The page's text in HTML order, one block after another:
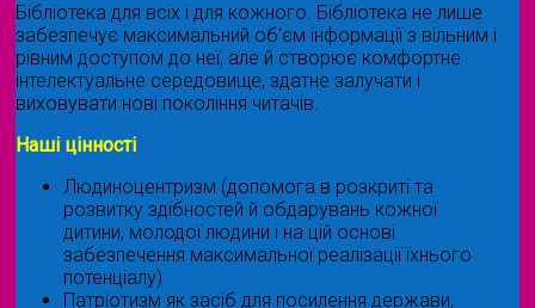
Бібліотека для всіх і для кожного. Бібліотека не лише
забезпечує максимальний об'єм інформації з вільним і
рівним доступом до неї, але й створює комфортне
інтелектуальне середовище, здатне залучати і
виховувати нові покоління читачів.
Наші цінності
Людиноцентризм (допомога в розкриті та
розвитку здібностей й обдарувань кожної
дитини, молодої людини і на цій основі
забезпечення максимальної реалізації їхнього
потенціалу)
Патріотизм як засіб для посилення держави,